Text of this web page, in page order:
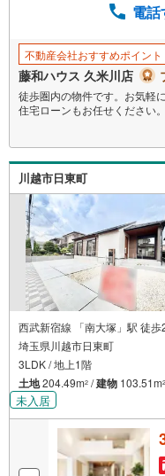
電話
不動産会社おすすめポイント
藤和ハウス 久米川店
徒歩圏内の物件です。お気軽
住宅ローンもお任せください
川越市日東町
西武新宿線 「南大塚」駅 徒歩
埼玉県川越市日東町
3LDK / 地上1階
土地204.49m2 /建物 103.51m2
未入居